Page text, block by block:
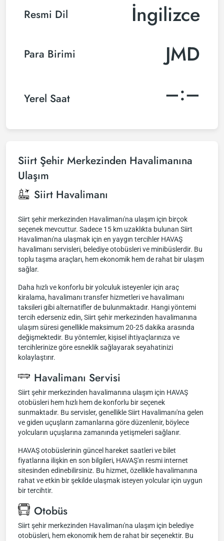
Resmi Dil İngilizce
Para Birimi JMD
Yerel Saat –:–
Siirt Şehir Merkezinden Havalimanına
Ulaşım
Siirt Havalimanı
Siirt şehir merkezinden Havalimanı'na ulaşım için birçok
seçenek mevcuttur. Sadece 15 km uzaklıkta bulunan Siirt
Havalimanı'na ulaşmak için en yaygın tercihler HAVAŞ
havalimanı servisleri, belediye otobüsleri ve minibüslerdir. Bu
toplu taşıma araçları, hem ekonomik hem de rahat bir ulaşım
sağlar.
Daha hızlı ve konforlu bir yolculuk isteyenler için araç
kiralama, havalimanı transfer hizmetleri ve havalimanı
taksileri gibi alternatifler de bulunmaktadır. Hangi yöntemi
tercih ederseniz edin, Siirt şehir merkezinden havalimanına
ulaşım süresi genellikle maksimum 20-25 dakika arasında
değişmektedir. Bu yöntemler, kişisel ihtiyaçlarınıza ve
tercihlerinize göre esneklik sağlayarak seyahatinizi
kolaylaştırır.
Havalimanı Servisi
Siirt şehir merkezinden havalimanına ulaşım için HAVAŞ
otobüsleri hem hızlı hem de konforlu bir seçenek
sunmaktadır. Bu servisler, genellikle Siirt Havalimanı'na gelen
ve giden uçuşların zamanlarına göre düzenlenir, böylece
yolcuların uçuşlarına zamanında yetişmeleri sağlanır.
HAVAŞ otobüslerinin güncel hareket saatleri ve bilet
fiyatlarına ilişkin en son bilgileri, HAVAŞ'ın resmi internet
sitesinden edinebilirsiniz. Bu hizmet, özellikle havalimanına
rahat ve etkin bir şekilde ulaşmak isteyen yolcular için uygun
bir tercihtir.
Otobüs
Siirt şehir merkezinden Havalimanı'na ulaşım için belediye
otobüsleri, hem ekonomik hem de rahat bir seçenektir. Bu